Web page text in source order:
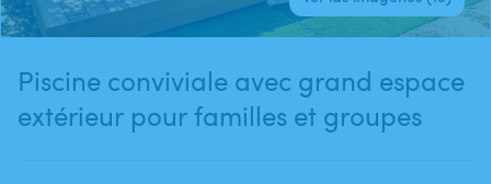
Piscine conviviale avec grand espace
extérieur pour familles et groupes